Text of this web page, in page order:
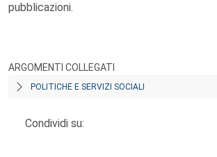
pubblicazioni.
ARGOMENTI COLLEGATI
POLITICHE E SERVIZI SOCIALI
Condividi su: